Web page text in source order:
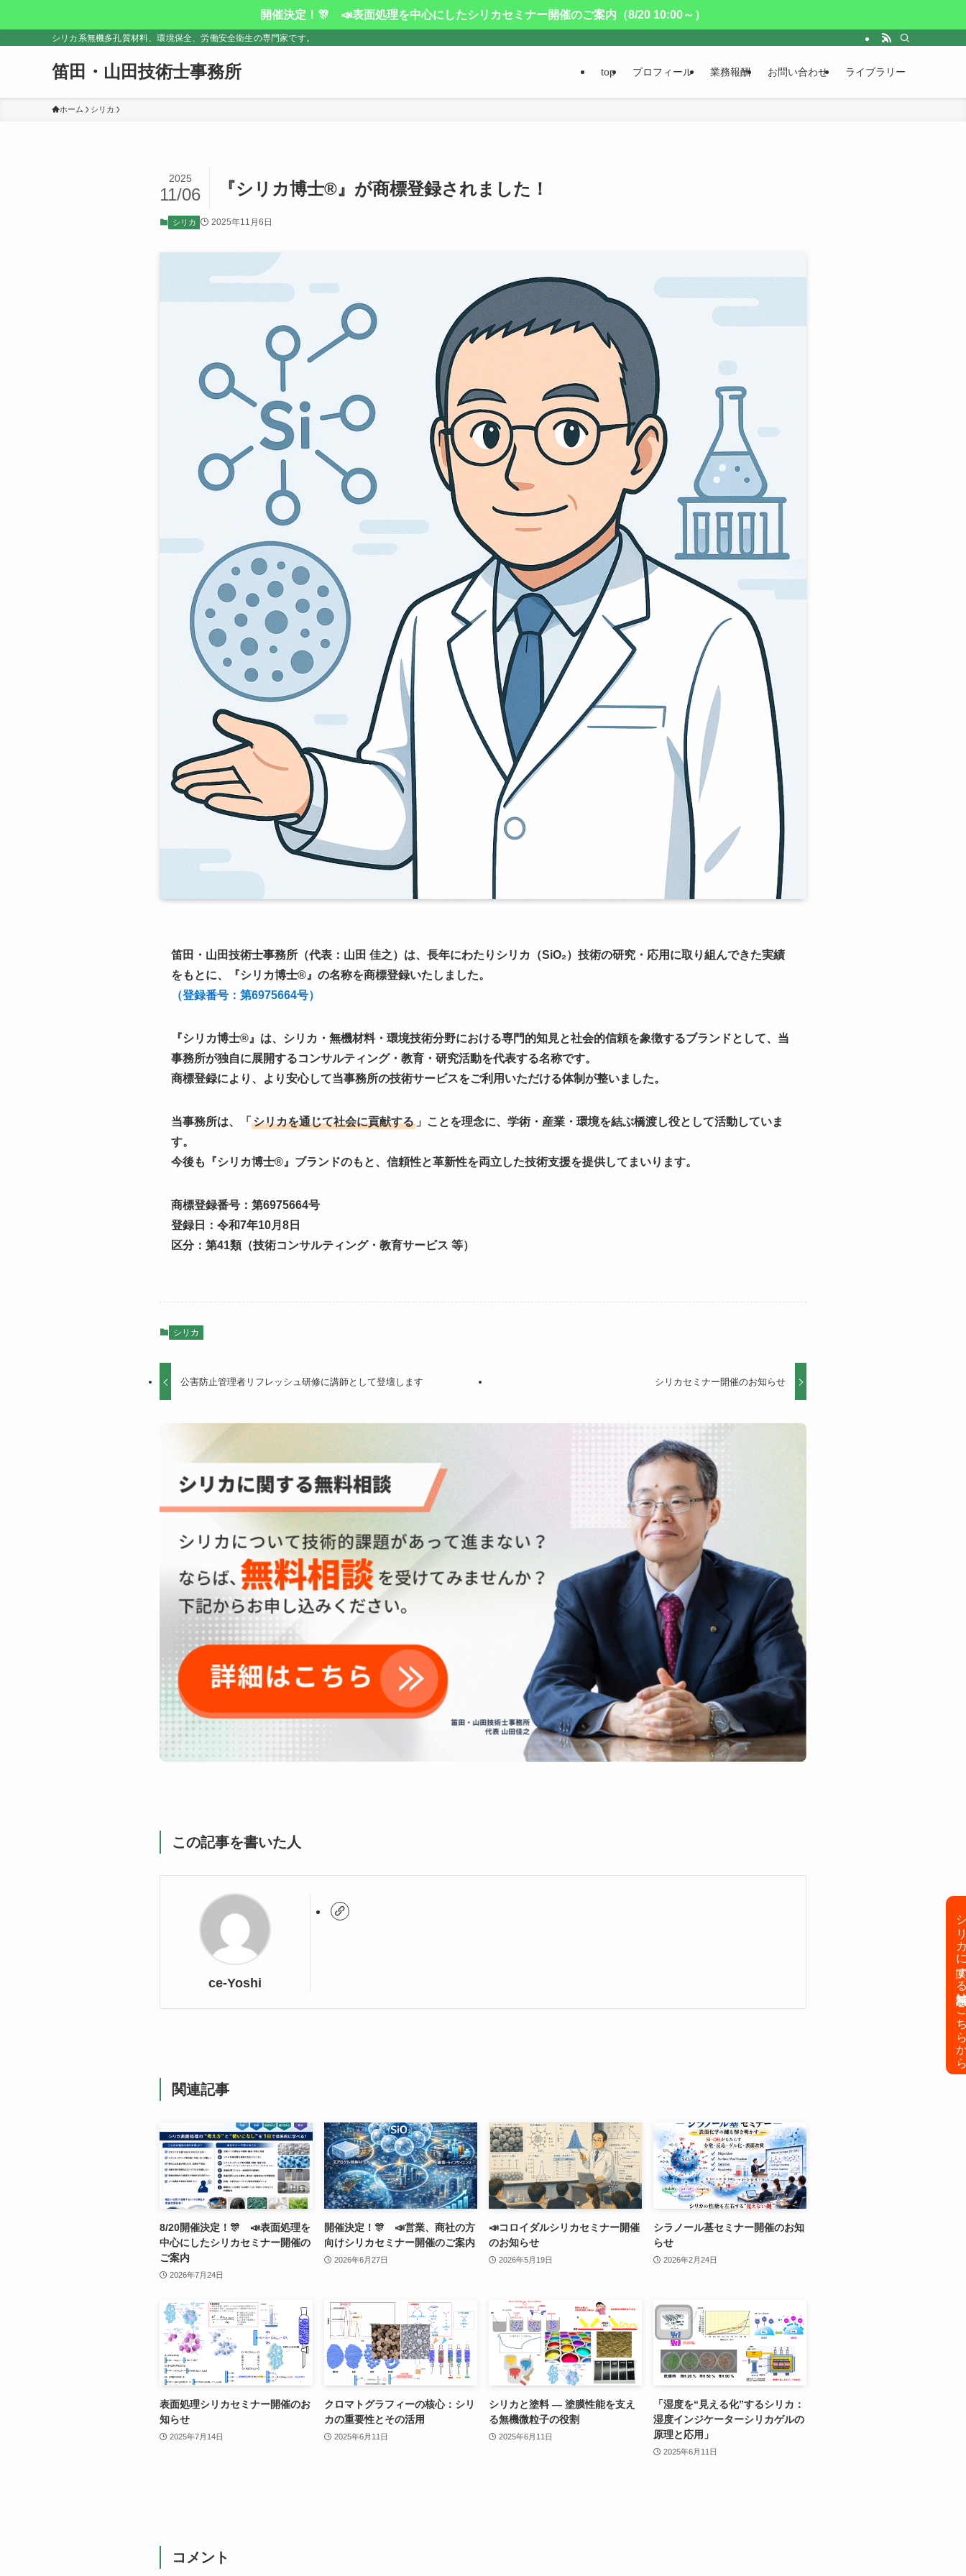
開催決定！🎊 📣表面処理を中心にしたシリカセミナー開催のご案内（8/20 10:00～）
シリカ系無機多孔質材料、環境保全、労働安全衛生の専門家です。
笛田・山田技術士事務所 top プロフィール 業務報酬 お問い合わせ ライブラリー
ホーム シリカ
『シリカ博士®』が商標登録されました！
2025
11/06
シリカ 2025年11月6日
笛田・山田技術士事務所（代表：山田 佳之）は、長年にわたりシリカ（SiO₂）技術の研究・応用に取り組んできた実績
をもとに、『シリカ博士®』の名称を商標登録いたしました。
（登録番号：第6975664号）
『シリカ博士®』は、シリカ・無機材料・環境技術分野における専門的知見と社会的信頼を象徴するブランドとして、当
事務所が独自に展開するコンサルティング・教育・研究活動を代表する名称です。
商標登録により、より安心して当事務所の技術サービスをご利用いただける体制が整いました。
当事務所は、「 シリカを通じて社会に貢献する 」ことを理念に、学術・産業・環境を結ぶ橋渡し役として活動していま
す。
今後も『シリカ博士®』ブランドのもと、信頼性と革新性を両立した技術支援を提供してまいります。
商標登録番号： 第6975664号
登録日：令和7年10月8日
区分：第41類（技術コンサルティング・教育サービス 等）
シリカ
公害防止管理者リフレッシュ研修に講師として登壇します シリカセミナー開催のお知らせ
この記事を書いた人
ce-Yoshi
関連記事
8/20開催決定！🎊 📣表面処理を
中心にしたシリカセミナー開催の
ご案内
2026年7月24日
開催決定！🎊 📣営業、商社の方
向けシリカセミナー開催のご案内
2026年6月27日
📣コロイダルシリカセミナー開催
のお知らせ
2026年5月19日
シラノール基セミナー開催のお知
らせ
2026年2月24日
表面処理シリカセミナー開催のお
知らせ
2025年7月14日
クロマトグラフィーの核心：シリ
カの重要性とその活用
2025年6月11日
シリカと塗料 ― 塗膜性能を支え
る無機微粒子の役割
2025年6月11日
「湿度を“見える化”するシリカ：
湿度インジケーターシリカゲルの
原理と応用」
2025年6月11日
コメント
シリカに関する